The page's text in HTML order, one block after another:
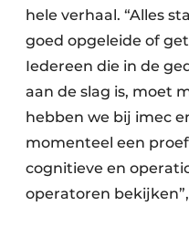
hele verhaal. “Alles
goed opgeleide of
Iedereen die in de
aan de slag is, moet
hebben we bij imec
momenteel een
cognitieve en
operatoren